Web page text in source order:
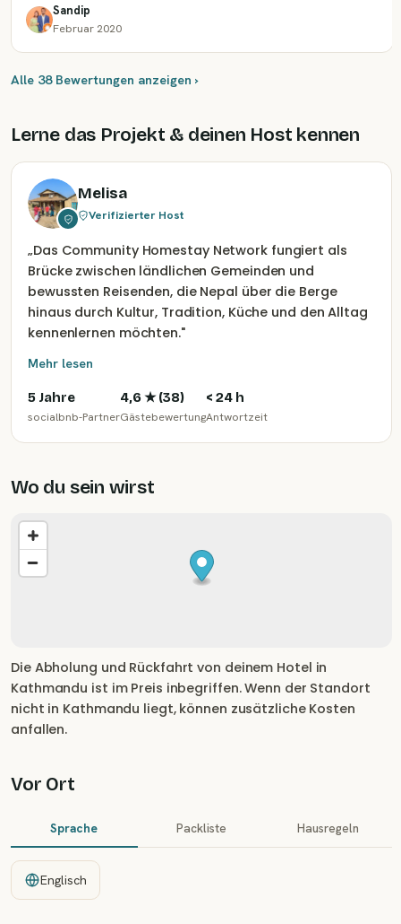
Sandip
Februar 2020
Alle 38 Bewertungen anzeigen ›
Lerne das Projekt & deinen Host kennen
Melisa
Verifizierter Host
„Das Community Homestay Network fungiert als
Brücke zwischen ländlichen Gemeinden und
bewussten Reisenden, die Nepal über die Berge
hinaus durch Kultur, Tradition, Küche und den Alltag
kennenlernen möchten."
Mehr lesen
5 Jahre
socialbnb-Partner
4,6★ (38)
Gästebewertung
< 24 h
Antwortzeit
Wo du sein wirst
Die Abholung und Rückfahrt von deinem Hotel in
Kathmandu ist im Preis inbegriffen. Wenn der Standort
nicht in Kathmandu liegt, können zusätzliche Kosten
anfallen.
Vor Ort
Sprache Packliste Hausregeln
Englisch